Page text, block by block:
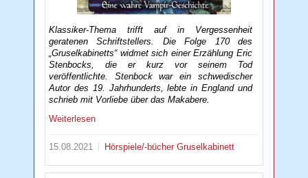
Klassiker-Thema trifft auf in Vergessenheit
geratenen Schriftstellers. Die Folge 170 des
„Gruselkabinetts“ widmet sich einer Erzählung Eric
Stenbocks, die er kurz vor seinem Tod
veröffentlichte. Stenbock war ein schwedischer
Autor des 19. Jahrhunderts, lebte in England und
schrieb mit Vorliebe über das Makabere.
Weiterlesen
15.08.2021 Hörspiele/-bücherGruselkabinett